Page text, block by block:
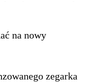
na nowy
zegarka